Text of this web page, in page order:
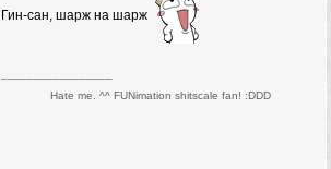
Гин-сан, шарж на шарж
Hate me. ^^ FUNimation shitscale fan! :DDD